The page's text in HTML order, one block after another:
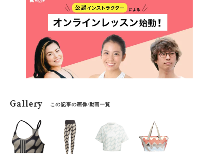
Gallery この記事の画像/動画一覧